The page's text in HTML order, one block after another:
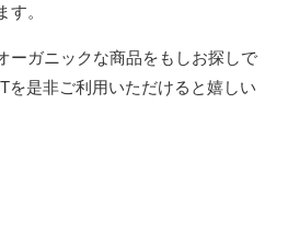
す。
ーガニックな商品をもしお探しで
を是非ご利用いただけると嬉しい